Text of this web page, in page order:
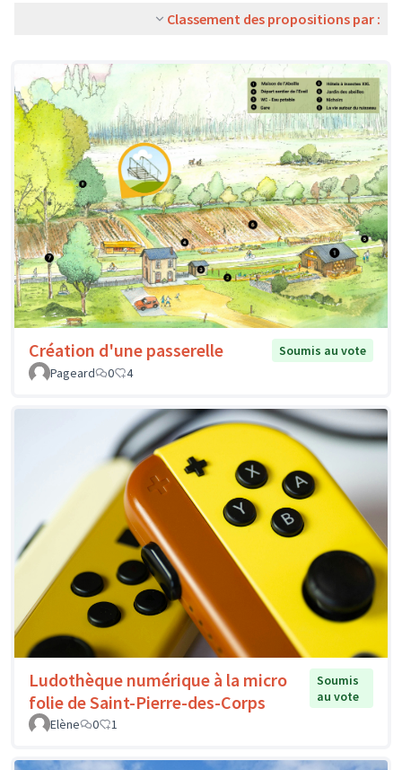
Classement des propositions par :
Création d'une passerelle
Soumis au vote
Pageard
0 4
Ludothèque numérique à la micro
folie de Saint-Pierre-des-Corps
Soumis
au vote
Elène
0 1